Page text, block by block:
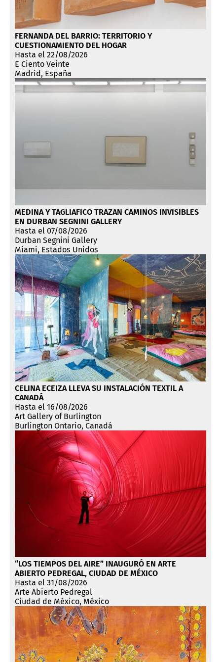
FERNANDA DEL BARRIO: TERRITORIO Y
CUESTIONAMIENTO DEL HOGAR
Hasta el 22/08/2026
E Ciento Veinte
Madrid, España
MEDINA Y TAGLIAFICO TRAZAN CAMINOS INVISIBLES
EN DURBAN SEGNINI GALLERY
Hasta el 07/08/2026
Durban Segnini Gallery
Miami, Estados Unidos
CELINA ECEIZA LLEVA SU INSTALACIÓN TEXTIL A
CANADÁ
Hasta el 16/08/2026
Art Gallery of Burlington
Burlington Ontario, Canadá
“LOS TIEMPOS DEL AIRE” INAUGURÓ EN ARTE
ABIERTO PEDREGAL, CIUDAD DE MÉXICO
Hasta el 31/08/2026
Arte Abierto Pedregal
Ciudad de México, México